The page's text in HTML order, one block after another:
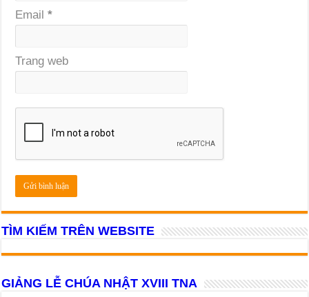
Email*
Trang web
TÌM KIẾM TRÊN WEBSITE
GIẢNG LỄ CHÚA NHẬT XVIII TNA